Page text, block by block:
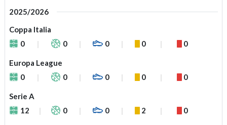
2025/2026
Coppa Italia
0
0 0 0 0
Europa League
0
0 0 0 0
Serie A
12
0 0 2 0